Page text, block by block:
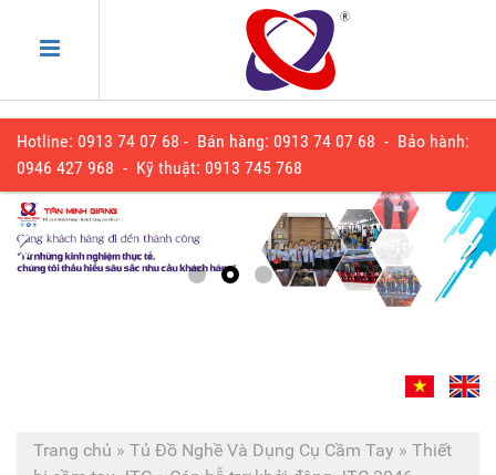
Hotline: 0913 74 07 68 - Bán hàng: 0913 74 07 68 - Bảo hành:
0946 427 968 - Kỹ thuật: 0913 745 768
Trang chủ » Tủ Đồ Nghề Và Dụng Cụ Cầm Tay » Thiết